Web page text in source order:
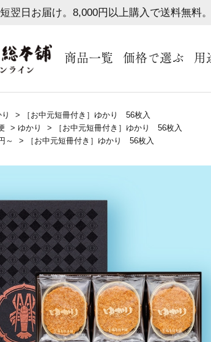
翌日お届け。8,000円以上購入で送料無料。
商品一覧 価格で選ぶ 用
>
［お中元短冊付き］ゆかり 56枚入
> ゆかり >
［お中元短冊付き］ゆかり 56枚入
～ > ［お中元短冊付き］ゆかり 56枚入